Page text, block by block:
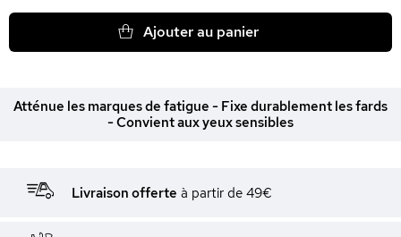
Ajouter au panier
Atténue les marques de fatigue - Fixe durablement les fards
- Convient aux yeux sensibles
Livraison offerte à partir de 49€